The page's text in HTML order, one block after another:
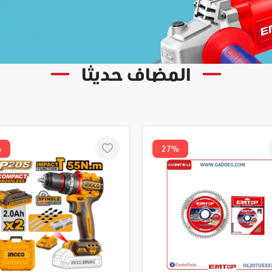
المضاف حديثا
27%